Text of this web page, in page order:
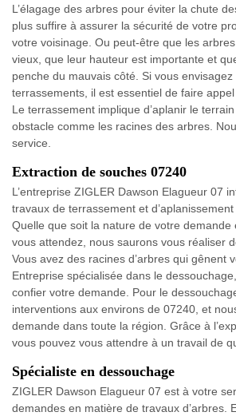
L’élagage des arbres pour éviter la chute
plus suffire à assurer la sécurité de votre
votre voisinage. Ou peut-être que les
vieux, que leur hauteur est importante et
penche du mauvais côté. Si vous
terrassements, il est essentiel de faire
Le terrassement implique d’aplanir le
obstacle comme les racines des arbres.
service.
Extraction de souches 07240
L’entreprise ZIGLER Dawson Elagueur 07
travaux de terrassement et
Quelle que soit la nature de votre demande
vous attendez, nous saurons vous réaliser
Vous avez des racines d’arbres qui gênent
Entreprise spécialisée dans le
confier votre demande. Pour le
interventions aux environs de 07240, et
demande dans toute la région. Grâce à
vous pouvez vous attendre à un travail de
Spécialiste en dessouchage
ZIGLER Dawson Elagueur 07 est à votre
demandes en matière de travaux d’arbres.